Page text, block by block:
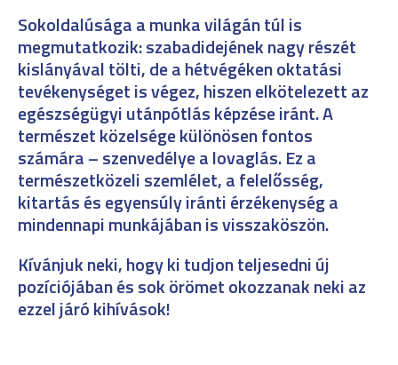
Sokoldalúsága a munka világán túl is
megmutatkozik: szabadidejének nagy részét
kislányával tölti, de a hétvégéken oktatási
tevékenységet is végez, hiszen elkötelezett az
egészségügyi utánpótlás képzése iránt. A
természet közelsége különösen fontos
számára – szenvedélye a lovaglás. Ez a
természetközeli szemlélet, a felelősség,
kitartás és egyensúly iránti érzékenység a
mindennapi munkájában is visszaköszön.
Kívánjuk neki, hogy ki tudjon teljesedni új
pozíciójában és sok örömet okozzanak neki az
ezzel járó kihívások!